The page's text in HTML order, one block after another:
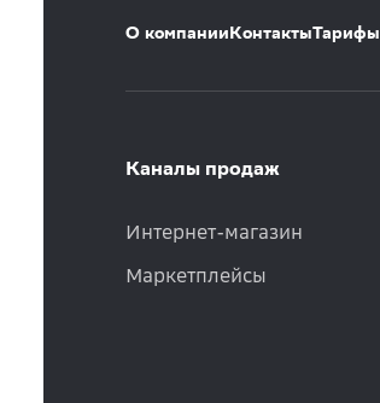
О компанииКонтактыТарифы
Каналы продаж
Интернет-магазин
Маркетплейсы